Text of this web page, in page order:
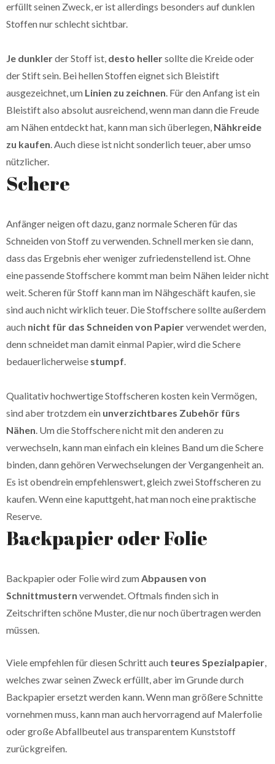
erfüllt seinen Zweck, er ist allerdings besonders auf dunklen
Stoffen nur schlecht sichtbar.
Je dunklerder Stoff ist, desto hellersollte die Kreide oder
der Stift sein. Bei hellen Stoffen eignet sich Bleistift
ausgezeichnet, um Linien zu zeichnen. Für den Anfang ist ein
Bleistift also absolut ausreichend, wenn man dann die Freude
am Nähen entdeckt hat, kann man sich überlegen, Nähkreide
zu kaufen. Auch diese ist nicht sonderlich teuer, aber umso
nützlicher.
Schere
Anfänger neigen oft dazu, ganz normale Scheren für das
Schneiden von Stoff zu verwenden. Schnell merken sie dann,
dass das Ergebnis eher weniger zufriedenstellend ist. Ohne
eine passende Stoffschere kommt man beim Nähen leider nicht
weit. Scheren für Stoff kann man im Nähgeschäft kaufen, sie
sind auch nicht wirklich teuer. Die Stoffschere sollte außerdem
auch nicht für das Schneiden von Papierverwendet werden,
denn schneidet man damit einmal Papier, wird die Schere
bedauerlicherweise stumpf.
Qualitativ hochwertige Stoffscheren kosten kein Vermögen,
sind aber trotzdem ein unverzichtbares Zubehör fürs
Nähen. Um die Stoffschere nicht mit den anderen zu
verwechseln, kann man einfach ein kleines Band um die Schere
binden, dann gehören Verwechselungen der Vergangenheit an.
Es ist obendrein empfehlenswert, gleich zwei Stoffscheren zu
kaufen. Wenn eine kaputtgeht, hat man noch eine praktische
Reserve.
Backpapier oder Folie
Backpapier oder Folie wird zumAbpausen von
Schnittmustern verwendet. Oftmals finden sich in
Zeitschriften schöne Muster, die nur noch übertragen werden
müssen.
Viele empfehlen für diesen Schritt auch teures Spezialpapier,
welches zwar seinen Zweck erfüllt, aber im Grunde durch
Backpapier ersetzt werden kann. Wenn man größere Schnitte
vornehmen muss, kann man auch hervorragend auf Malerfolie
oder große Abfallbeutel aus transparentem Kunststoff
zurückgreifen.